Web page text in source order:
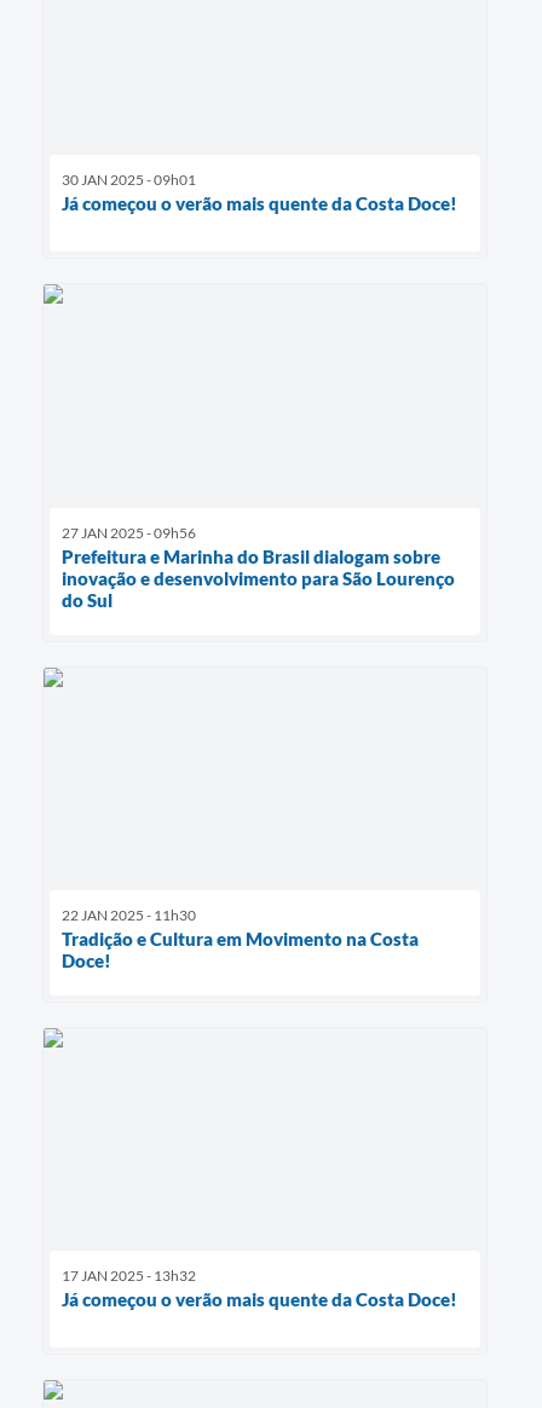
30 JAN 2025 - 09h01
Já começou o verão mais quente da Costa Doce!
27 JAN 2025 - 09h56
Prefeitura e Marinha do Brasil dialogam sobre
inovação e desenvolvimento para São Lourenço
do Sul
22 JAN 2025 - 11h30
Tradição e Cultura em Movimento na Costa
Doce!
17 JAN 2025 - 13h32
Já começou o verão mais quente da Costa Doce!